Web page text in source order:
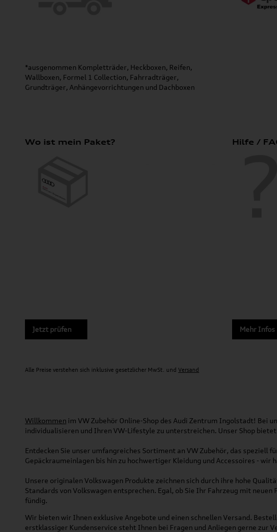
*ausgenommen Kompletträder, Heckboxen, Reifen,
Wallboxen, Formel 1 Collection, Fahrradträger,
Grundträger, Anhängevorrichtungen und Dachboxen
Wo ist mein Paket?
Jetzt prüfen
Hilfe /
Mehr Infos
Alle Preise verstehen sich inklusive gesetzlicher MwSt. und Versand
Willkommen im VW Zubehör Online-Shop des Audi Zentrum Ingolstadt! Bei
individualisieren und Ihren VW-Lifestyle zu unterstreichen. Unser Shop
Entdecken Sie unser umfangreiches Sortiment an VW Zubehör, das
Gepäckraumeinlagen bis hin zu hochwertiger Kleidung und Accessoires - wir
Unsere originalen Volkswagen Produkte zeichnen sich durch ihre hohe
Standards von Volkswagen entsprechen. Egal, ob Sie Ihr Fahrzeug mit
fündig.
Wir bieten wir Ihnen exklusive Angebote und einen schnellen Versand.
erstklassiger Kundenservice steht Ihnen bei Fragen und Anliegen gerne zur